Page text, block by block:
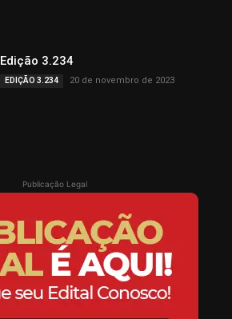
Edição 3.234
EDIÇÃO 3.234 20 de novembro de 2023
Publicação Legal